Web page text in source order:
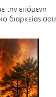
την επόμενη
διαρκείας σου